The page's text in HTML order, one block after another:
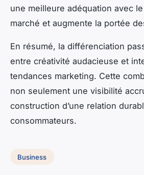
une meilleure adéquation avec
marché et augmente la portée
En résumé, la différenciation
entre créativité audacieuse et
tendances marketing. Cette
non seulement une visibilité
construction d’une relation
consommateurs.
Business